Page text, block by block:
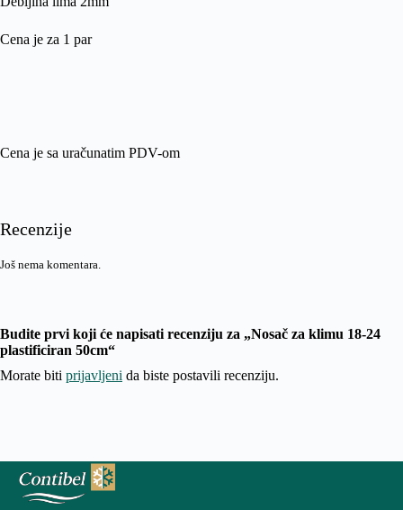
Cena je za 1 par
Cena je sa uračunatim PDV-om
Recenzije
Još nema komentara.
Budite prvi koji će napisati recenziju za „Nosač za klimu 18-24
plastificiran 50cm“
Morate biti prijavljeni da biste postavili recenziju.